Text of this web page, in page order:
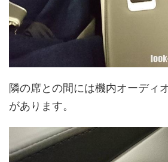
隣の席との間には機内オーディ
があります。